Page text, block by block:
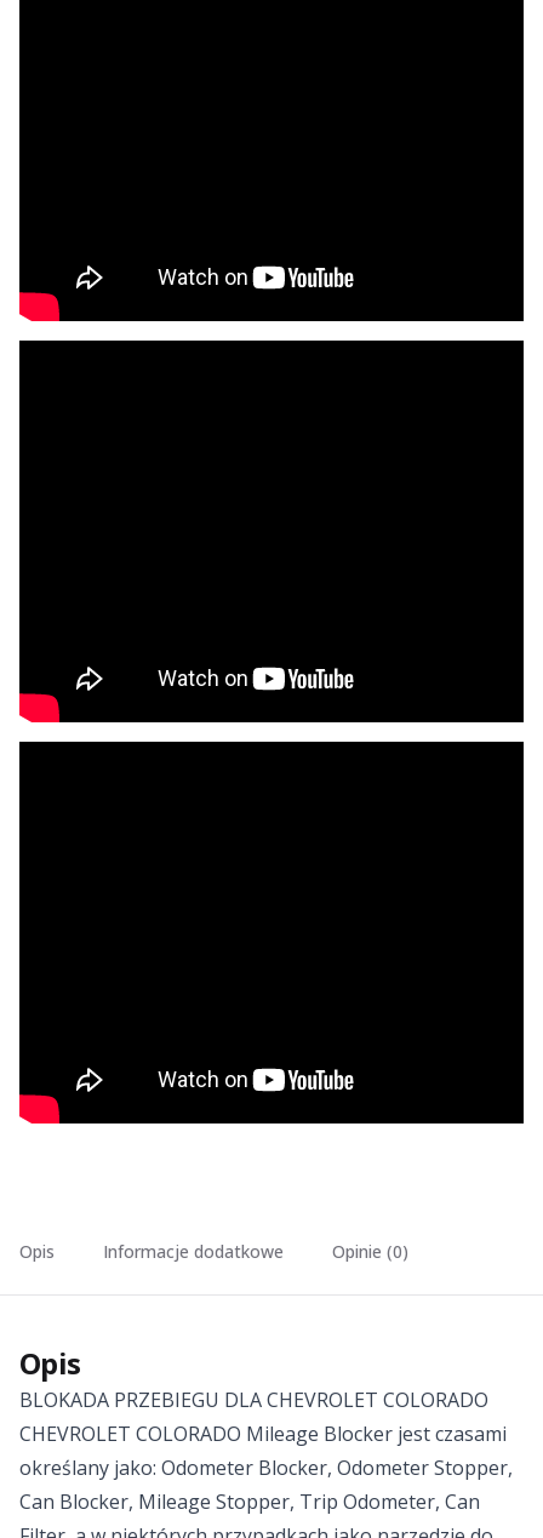
Opis Informacje dodatkowe Opinie (0)
Opis
BLOKADA PRZEBIEGU DLA CHEVROLET COLORADO
CHEVROLET COLORADO Mileage Blocker jest czasami
określany jako: Odometer Blocker, Odometer Stopper,
Can Blocker, Mileage Stopper, Trip Odometer, Can